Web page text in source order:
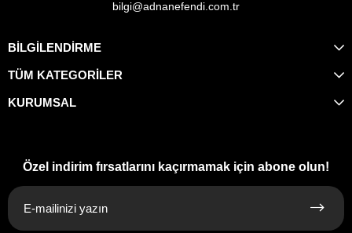
bilgi@adnanefendi.com.tr
BİLGİLENDİRME
TÜM KATEGORİLER
KURUMSAL
Özel indirim fırsatlarını kaçırmamak için abone olun!